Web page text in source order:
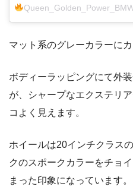
マット系のグレーカラーに
ボディーラッピングにて外
が、シャープなエクステリ
コよく見えます。
ホイールは20インチクラス
クのスポークカラーをチョ
まった印象になっています。